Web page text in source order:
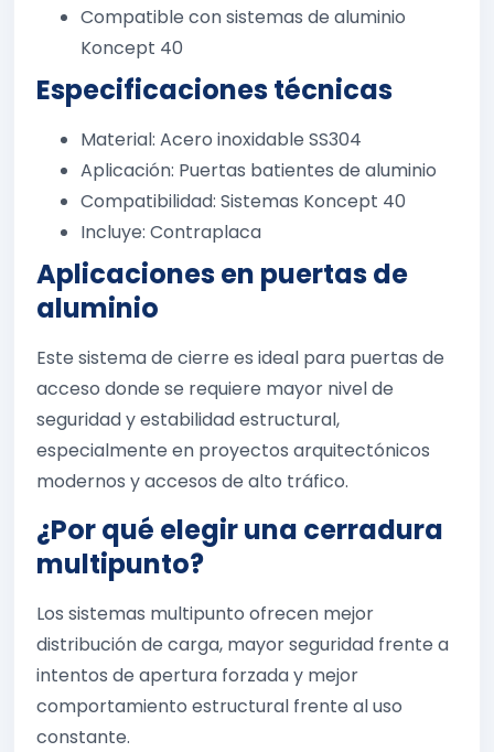
Compatible con sistemas de aluminio
Koncept 40
Especificaciones técnicas
Material: Acero inoxidable SS304
Aplicación: Puertas batientes de aluminio
Compatibilidad: Sistemas Koncept 40
Incluye: Contraplaca
Aplicaciones en puertas de
aluminio
Este sistema de cierre es ideal para puertas de
acceso donde se requiere mayor nivel de
seguridad y estabilidad estructural,
especialmente en proyectos arquitectónicos
modernos y accesos de alto tráfico.
¿Por qué elegir una cerradura
multipunto?
Los sistemas multipunto ofrecen mejor
distribución de carga, mayor seguridad frente a
intentos de apertura forzada y mejor
comportamiento estructural frente al uso
constante.